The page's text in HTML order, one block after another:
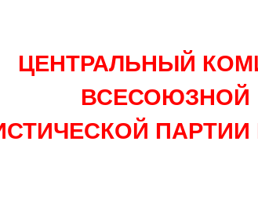
ЦЕНТРАЛЬНЫЙ
ВСЕСОЮЗНОЙ